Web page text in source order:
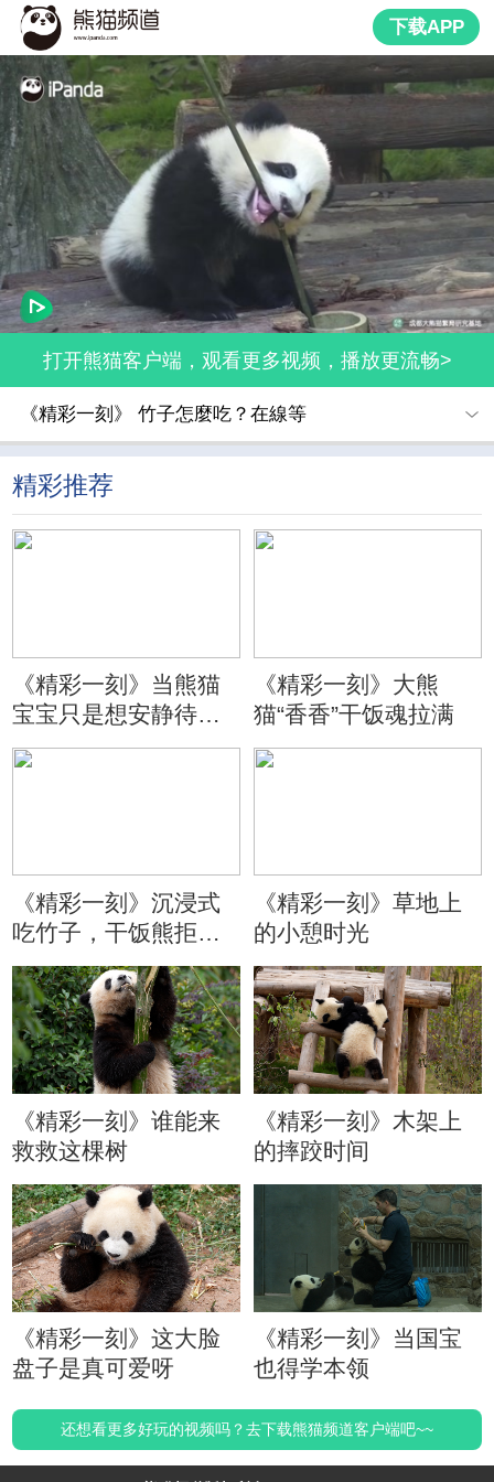
下载APP
打开熊猫客户端，观看更多视频，播放更流畅>
《精彩一刻》 竹子怎麼吃？在線等
精彩推荐
《精彩一刻》当熊猫
宝宝只是想安静待会
儿
《精彩一刻》大熊
猫“香香”干饭魂拉满
《精彩一刻》沉浸式
吃竹子，干饭熊拒绝
分心
《精彩一刻》草地上
的小憩时光
《精彩一刻》谁能来
救救这棵树
《精彩一刻》木架上
的摔跤时间
《精彩一刻》这大脸
盘子是真可爱呀
《精彩一刻》当国宝
也得学本领
还想看更多好玩的视频吗？去下载熊猫频道客户端吧~~